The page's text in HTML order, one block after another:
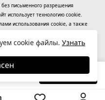
-26% В корзину
письменного разрешения
использует технологию cookie.
использования cookie, а также
(информационные технологии
систематизации и анализа
сети «Интернет»,
cookie файлы. Узнать